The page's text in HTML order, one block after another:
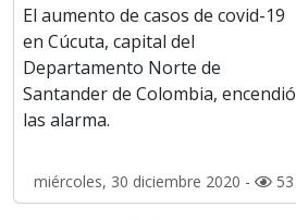
El aumento de casos de covid-19
en Cúcuta, capital del
Departamento Norte de
Santander de Colombia, encendió
las alarma.
miércoles, 30 diciembre 2020 - 53